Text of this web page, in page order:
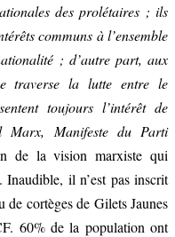
des prolétaires ; ils
communs à l’ensemble
; d’autre part, aux
traverse la lutte entre le
toujours l’intérêt de
Marx, Manifeste du Parti
de la vision marxiste qui
il n’est pas inscrit
cortèges de Gilets Jaunes
60% de la population ont